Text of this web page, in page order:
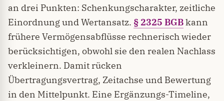
an drei Punkten: Schenkungscharakter, zeitliche
Einordnung und Wertansatz. § 2325 BGBkann
frühere Vermögensabflüsse rechnerisch wieder
berücksichtigen, obwohl sie den realen Nachlass
verkleinern. Damit rücken
Übertragungsvertrag, Zeitachse und Bewertung
in den Mittelpunkt. Eine Ergänzungs-Timeline,